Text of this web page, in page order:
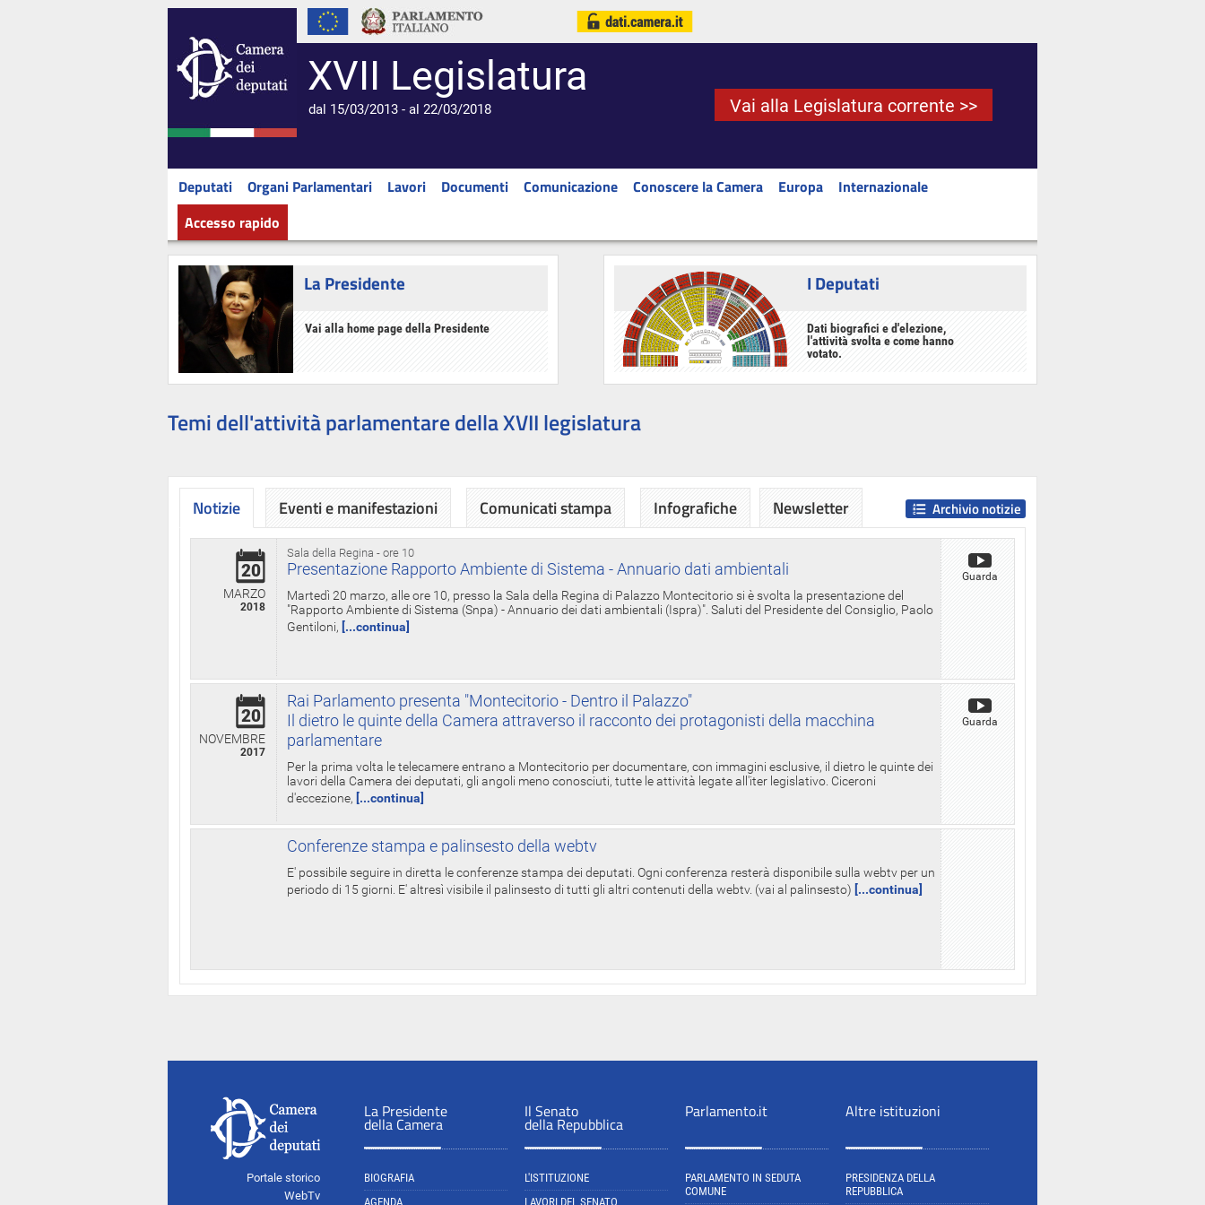
XVII Legislatura
dal 15/03/2013 - al 22/03/2018 Vai alla Legislatura corrente >>
Deputati Organi Parlamentari Lavori Documenti Comunicazione Conoscere la Camera Europa
Internazionale
Accesso rapido
La Presidente
Vai alla home page della Presidente
I Deputati
Dati biografici e d'elezione,
l'attività svolta e come hanno
votato.
Temi dell'attività parlamentare della XVII legislatura
Notizie
Sala della Regina - ore 10
20
MARZO
2018
Presentazione Rapporto Ambiente di Sistema - Annuario dati ambientali
Martedì 20 marzo, alle ore 10, presso la Sala della Regina di Palazzo Montecitorio si è svolta la presentazione del
"Rapporto Ambiente di Sistema (Snpa) - Annuario dei dati ambientali (Ispra)". Saluti del Presidente del Consiglio, Paolo
Gentiloni, [...continua]
Guarda
20
NOVEMBRE
2017
Rai Parlamento presenta "Montecitorio - Dentro il Palazzo"
Il dietro le quinte della Camera attraverso il racconto dei protagonisti della macchina
parlamentare
Per la prima volta le telecamere entrano a Montecitorio per documentare, con immagini esclusive, il dietro le quinte dei
lavori della Camera dei deputati, gli angoli meno conosciuti, tutte le attività legate all'iter legislativo. Ciceroni
d'eccezione, [...continua]
Guarda
Conferenze stampa e palinsesto della webtv
E' possibile seguire in diretta le conferenze stampa dei deputati. Ogni conferenza resterà disponibile sulla webtv per un
periodo di 15 giorni. E' altresì visibile il palinsesto di tutti gli altri contenuti della webtv. (vai al palinsesto) [...continua]
Archivio notizie
Eventi e manifestazioni Comunicati stampa Infografiche Newsletter
Portale storico
WebTv
La Presidente
della Camera
BIOGRAFIA
AGENDA
Il Senato
della Repubblica
L'ISTITUZIONE
LAVORI DEL SENATO
Parlamento.it
PARLAMENTO IN SEDUTA
COMUNE
Altre istituzioni
PRESIDENZA DELLA
REPUBBLICA